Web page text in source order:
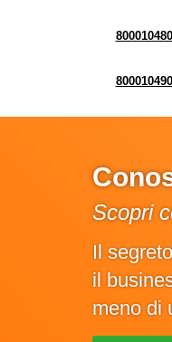
800010480
800010490
Scopri
Il
il
meno di